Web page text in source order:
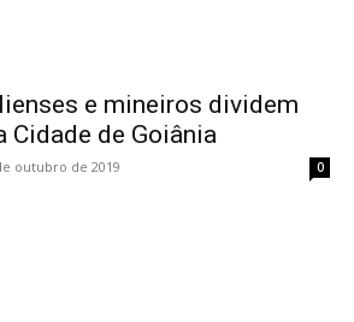
e mineiros dividem
Cidade de Goiânia
outubro de 2019 0